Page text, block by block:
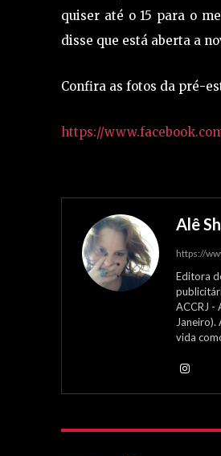
quiser até o 15 para o
disse que está aberta a
Confira as fotos da pré-
https://
Alê
https://
Editora
ACCRJ -
Janeiro).
vida